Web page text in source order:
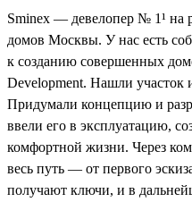
Sminex — девелопер № 1¹ на
домов Москвы. У нас есть
к созданию совершенных
Development. Нашли участок
Придумали концепцию и
ввели его в эксплуатацию,
комфортной жизни. Через
весь путь — от первого
получают ключи, и в